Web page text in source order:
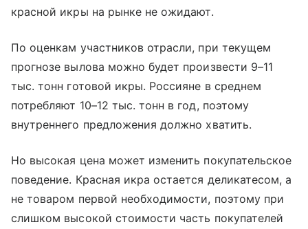
красной икры на рынке не ожидают.
По оценкам участников отрасли, при текущем
прогнозе вылова можно будет произвести 9–11
тыс. тонн готовой икры. Россияне в среднем
потребляют 10–12 тыс. тонн в год, поэтому
внутреннего предложения должно хватить.
Но высокая цена может изменить покупательское
поведение. Красная икра остается деликатесом, а
не товаром первой необходимости, поэтому при
слишком высокой стоимости часть покупателей